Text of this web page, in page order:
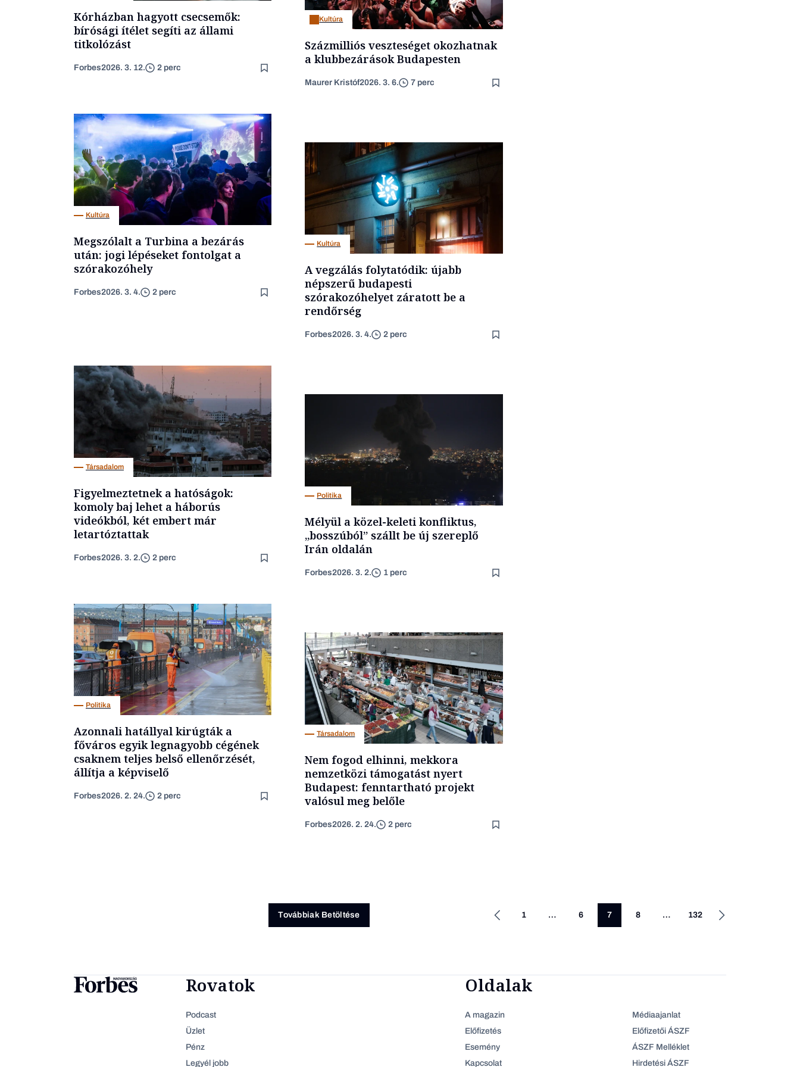
Kórházban hagyott csecsemők:
bírósági ítélet segíti az állami
titkolózást
Forbes2026. 3. 12. 2 perc
Kultúra
Százmilliós veszteséget okozhatnak
a klubbezárások Budapesten
Maurer Kristóf2026. 3. 6. 7 perc
Kultúra
Megszólalt a Turbina a bezárás
után: jogi lépéseket fontolgat a
szórakozóhely
Forbes2026. 3. 4. 2 perc
Kultúra
A vegzálás folytatódik: újabb
népszerű budapesti
szórakozóhelyet záratott be a
rendőrség
Forbes2026. 3. 4. 2 perc
Társadalom
Figyelmeztetnek a hatóságok:
komoly baj lehet a háborús
videókból, két embert már
letartóztattak
Forbes2026. 3. 2. 2 perc
Politika
Mélyül a közel-keleti konfliktus,
„bosszúból” szállt be új szereplő
Irán oldalán
Forbes2026. 3. 2. 1 perc
Politika
Azonnali hatállyal kirúgták a
főváros egyik legnagyobb cégének
csaknem teljes belső ellenőrzését,
állítja a képviselő
Forbes2026. 2. 24. 2 perc
Társadalom
Nem fogod elhinni, mekkora
nemzetközi támogatást nyert
Budapest: fenntartható projekt
valósul meg belőle
Forbes2026. 2. 24. 2 perc
Továbbiak Betöltése 1 … 6 7 8 … 132
Rovatok
Podcast
Üzlet
Pénz
Legyél jobb
Oldalak
A magazin
Előfizetés
Esemény
Kapcsolat
Médiaajanlat
Előfizetői ÁSZF
ÁSZF Melléklet
Hirdetési ÁSZF